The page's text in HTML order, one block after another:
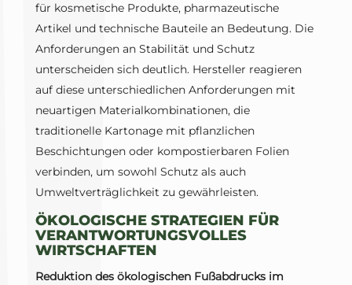
für kosmetische Produkte, pharmazeutische
Artikel und technische Bauteile an Bedeutung. Die
Anforderungen an Stabilität und Schutz
unterscheiden sich deutlich. Hersteller reagieren
auf diese unterschiedlichen Anforderungen mit
neuartigen Materialkombinationen, die
traditionelle Kartonage mit pflanzlichen
Beschichtungen oder kompostierbaren Folien
verbinden, um sowohl Schutz als auch
Umweltverträglichkeit zu gewährleisten.
ÖKOLOGISCHE STRATEGIEN FÜR
VERANTWORTUNGSVOLLES
WIRTSCHAFTEN
Reduktion des ökologischen Fußabdrucks im